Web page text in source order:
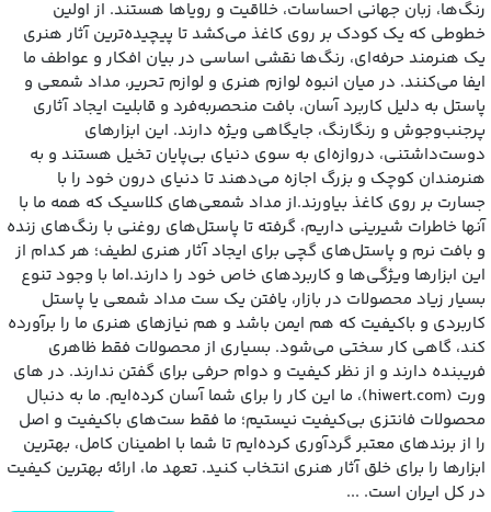
رنگ‌ها، زبان جهانی احساسات، خلاقیت و رویاها هستند. از اولین
خطوطی که یک کودک بر روی کاغذ می‌کشد تا پیچیده‌ترین آثار هنری
یک هنرمند حرفه‌ای، رنگ‌ها نقشی اساسی در بیان افکار و عواطف ما
ایفا می‌کنند. در میان انبوه لوازم هنری و لوازم تحریر، مداد شمعی و
پاستل به دلیل کاربرد آسان، بافت منحصربه‌فرد و قابلیت ایجاد آثاری
پرجنب‌وجوش و رنگارنگ، جایگاهی ویژه دارند. این ابزارهای
دوست‌داشتنی، دروازه‌ای به سوی دنیای بی‌پایان تخیل هستند و به
هنرمندان کوچک و بزرگ اجازه می‌دهند تا دنیای درون خود را با
جسارت بر روی کاغذ بیاورند.از مداد شمعی‌های کلاسیک که همه ما با
آنها خاطرات شیرینی داریم، گرفته تا پاستل‌های روغنی با رنگ‌های زنده
و بافت نرم و پاستل‌های گچی برای ایجاد آثار هنری لطیف؛ هر کدام از
این ابزارها ویژگی‌ها و کاربردهای خاص خود را دارند.اما با وجود تنوع
بسیار زیاد محصولات در بازار، یافتن یک ست مداد شمعی یا پاستل
کاربردی و باکیفیت که هم ایمن باشد و هم نیازهای هنری ما را برآورده
کند، گاهی کار سختی می‌شود. بسیاری از محصولات فقط ظاهری
فریبنده دارند و از نظر کیفیت و دوام حرفی برای گفتن ندارند. در های
ورت (hiwert.com)، ما این کار را برای شما آسان کرده‌ایم. ما به دنبال
محصولات فانتزی بی‌کیفیت نیستیم؛ ما فقط ست‌های باکیفیت و اصل
را از برندهای معتبر گردآوری کرده‌ایم تا شما با اطمینان کامل، بهترین
ابزارها را برای خلق آثار هنری انتخاب کنید. تعهد ما، ارائه بهترین کیفیت
در کل ایران است. ...